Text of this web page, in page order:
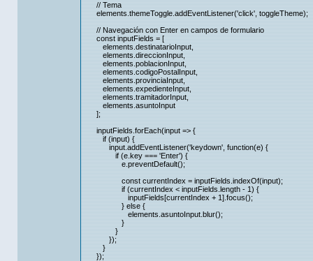
// Tema
elements.themeToggle.addEventListener('click', toggleTheme);
// Navegación con Enter en campos de formulario
const inputFields = [
elements.destinatarioInput,
elements.direccionInput,
elements.poblacionInput,
elements.codigoPostalInput,
elements.provinciaInput,
elements.expedienteInput,
elements.tramitadorInput,
elements.asuntoInput
];
inputFields.forEach(input => {
if (input) {
input.addEventListener('keydown', function(e) {
if (e.key === 'Enter') {
e.preventDefault();
const currentIndex = inputFields.indexOf(input);
if (currentIndex < inputFields.length - 1) {
inputFields[currentIndex + 1].focus();
} else {
elements.asuntoInput.blur();
}
}
});
}
});